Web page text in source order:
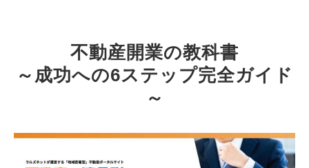
不動産開業の教科書
～成功への6ステップ完全ガイド
～